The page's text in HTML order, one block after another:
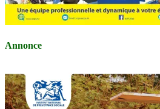
Annonce